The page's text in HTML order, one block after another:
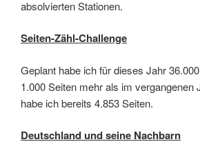
absolvierten Stationen.
Seiten-Zähl-Challenge
Geplant habe ich für dieses Jahr
1.000 Seiten mehr als im vergangenen
habe ich bereits 4.853 Seiten.
Deutschland und seine Nachbarn